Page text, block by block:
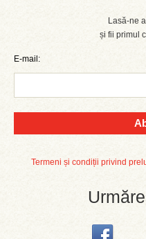
Lasă-ne
și fii primul
E-mail:
Termeni și condiții privind